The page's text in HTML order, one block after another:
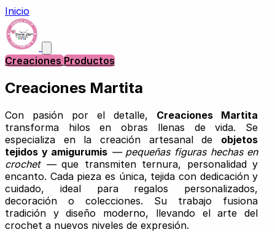
Inicio
CreacionesProductos
Creaciones Martita
Con pasión por el detalle, Creaciones Martita
transforma hilos en obras llenas de vida. Se
especializa en la creación artesanal de objetos
tejidos y amigurumis — pequeñas figuras hechas en
crochet —que transmiten ternura, personalidad y
encanto. Cada pieza es única, tejida con dedicación y
cuidado, ideal para regalos personalizados,
decoración o colecciones. Su trabajo fusiona
tradición y diseño moderno, llevando el arte del
crochet a nuevos niveles de expresión.